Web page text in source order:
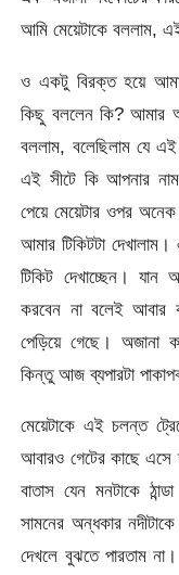
আমি মেয়েটাকে বললাম,
ও একটু বিরক্ত হয়ে
কিছু বললেন কি? আমার
বললাম, বলেছিলাম যে
এই সীটে কি আপনার
পেয়ে মেয়েটার ওপর
আমার টিকিটটা
টিকিট দেখাচ্ছেন।
করবেন না বলেই আবার
পেড়িয়ে গেছে। অজানা
কিন্তু আজ ব্যপারটা
মেয়েটাকে এই চলন্ত
আবারও গেটের কাছে
বাতাস যেন মনটাকে
সামনের অন্ধকার
দেখলে বুঝতে পারতাম